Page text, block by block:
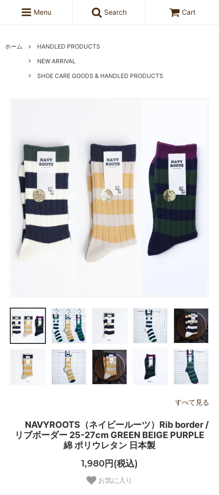
Menu Search Cart
ホーム
HANDLED PRODUCTS
NEW ARRIVAL
SHOE CARE GOODS & HANDLED PRODUCTS
すべて見る
NAVYROOTS（ネイビールーツ）Rib border /
リブボーダー 25-27cm GREEN BEIGE PURPLE
綿 ポリウレタン 日本製
1,980円(税込)
お気に入り